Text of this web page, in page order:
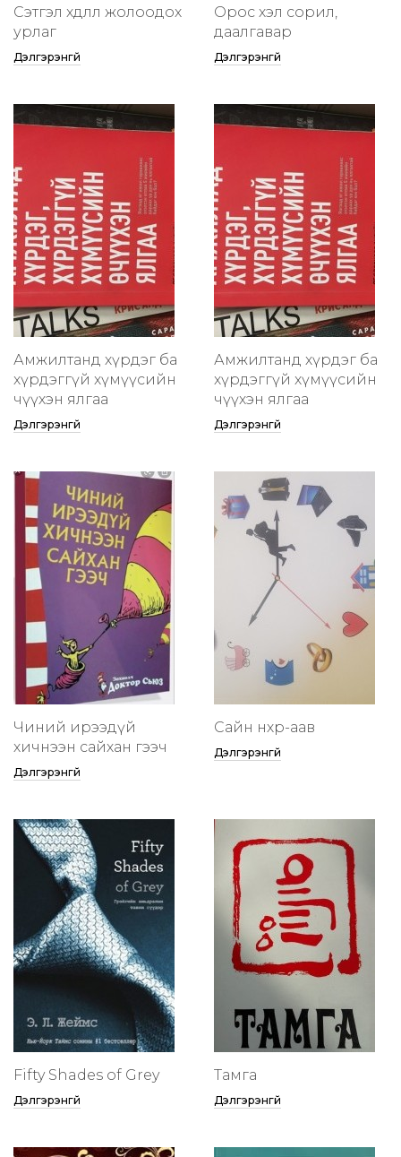
Сэтгэл хөдлөлөө жолоодох
урлаг
Дэлгэрэнгүй
Орос хэл сорил,
даалгавар
Дэлгэрэнгүй
Амжилтанд хүрдэг ба
хүрдэггүй хүмүүсийн
өчүүхэн ялгаа
Дэлгэрэнгүй
Амжилтанд хүрдэг ба
хүрдэггүй хүмүүсийн
өчүүхэн ялгаа
Дэлгэрэнгүй
Чиний ирээдүй
хичнээн сайхан гээч
Дэлгэрэнгүй
Сайн нөхөр-аав
Дэлгэрэнгүй
Fifty Shades of Grey
Дэлгэрэнгүй
Тамга
Дэлгэрэнгүй